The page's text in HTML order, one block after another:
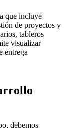
que incluye
de proyectos y
tableros
visualizar
entrega
debemos